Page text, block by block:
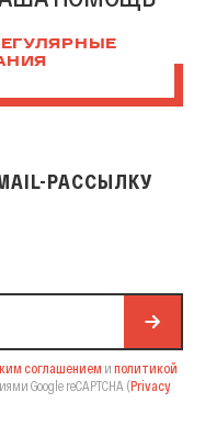
РАССЫЛКУ
соглашением и политикой
Google reCAPTCHA (Privacy